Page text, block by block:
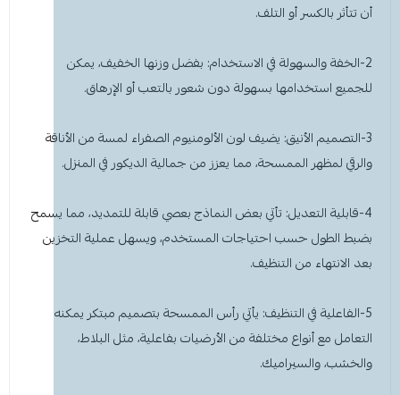
أن تتأثر بالكسر أو التلف.
2-الخفة والسهولة في الاستخدام: بفضل وزنها الخفيف، يمكن
للجميع استخدامها بسهولة دون شعور بالتعب أو الإرهاق.
3-التصميم الأنيق: يضيف لون الألومنيوم الصفراء لمسة من الأناقة
والرقي لمظهر الممسحة، مما يعزز من جمالية الديكور في المنزل.
4-قابلية التعديل: تأتي بعض النماذج بعصي قابلة للتمديد، مما يسمح
بضبط الطول حسب احتياجات المستخدم، ويسهل عملية التخزين
بعد الانتهاء من التنظيف.
5-الفاعلية في التنظيف: يأتي رأس الممسحة بتصميم مبتكر يمكنه
التعامل مع أنواع مختلفة من الأرضيات بفاعلية، مثل البلاط،
والخشب، والسيراميك.